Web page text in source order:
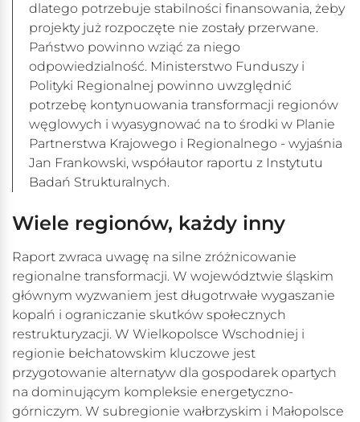
dlatego potrzebuje stabilności finansowania, żeby
projekty już rozpoczęte nie zostały przerwane.
Państwo powinno wziąć za niego
odpowiedzialność. Ministerstwo Funduszy i
Polityki Regionalnej powinno uwzględnić
potrzebę kontynuowania transformacji regionów
węglowych i wyasygnować na to środki w Planie
Partnerstwa Krajowego i Regionalnego - wyjaśnia
Jan Frankowski, współautor raportu z Instytutu
Badań Strukturalnych.
Wiele regionów, każdy inny
Raport zwraca uwagę na silne zróżnicowanie
regionalne transformacji. W województwie śląskim
głównym wyzwaniem jest długotrwałe wygaszanie
kopalń i ograniczanie skutków społecznych
restrukturyzacji. W Wielkopolsce Wschodniej i
regionie bełchatowskim kluczowe jest
przygotowanie alternatyw dla gospodarek opartych
na dominującym kompleksie energetyczno-
górniczym. W subregionie wałbrzyskim i Małopolsce